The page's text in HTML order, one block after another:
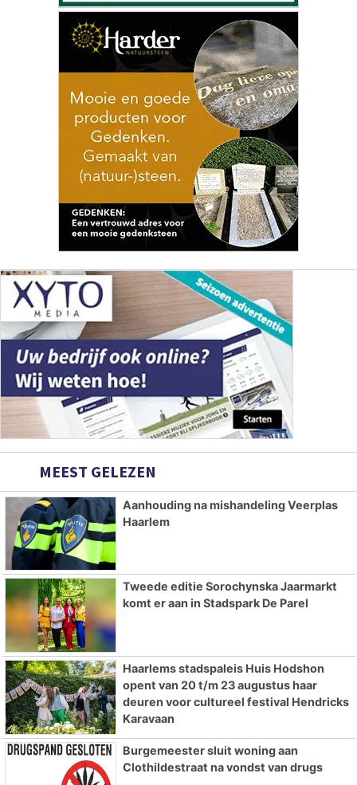
MEEST GELEZEN
Aanhouding na mishandeling Veerplas
Haarlem
Tweede editie Sorochynska Jaarmarkt
komt er aan in Stadspark De Parel
Haarlems stadspaleis Huis Hodshon
opent van 20 t/m 23 augustus haar
deuren voor cultureel festival Hendricks
Karavaan
Burgemeester sluit woning aan
Clothildestraat na vondst van drugs